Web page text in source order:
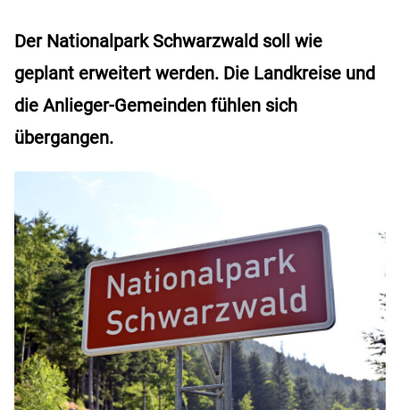
Der Nationalpark Schwarzwald soll wie
geplant erweitert werden. Die Landkreise und
die Anlieger-Gemeinden fühlen sich
übergangen.